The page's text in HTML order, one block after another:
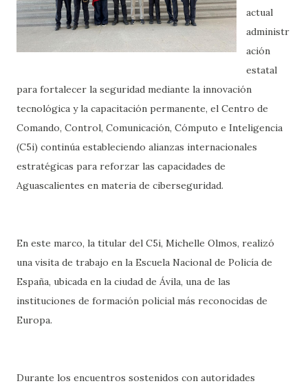
actual
administr
ación
estatal
para fortalecer la seguridad mediante la innovación
tecnológica y la capacitación permanente, el Centro de
Comando, Control, Comunicación, Cómputo e Inteligencia
(C5i) continúa estableciendo alianzas internacionales
estratégicas para reforzar las capacidades de
Aguascalientes en materia de ciberseguridad.
En este marco, la titular del C5i, Michelle Olmos, realizó
una visita de trabajo en la Escuela Nacional de Policía de
España, ubicada en la ciudad de Ávila, una de las
instituciones de formación policial más reconocidas de
Europa.
Durante los encuentros sostenidos con autoridades